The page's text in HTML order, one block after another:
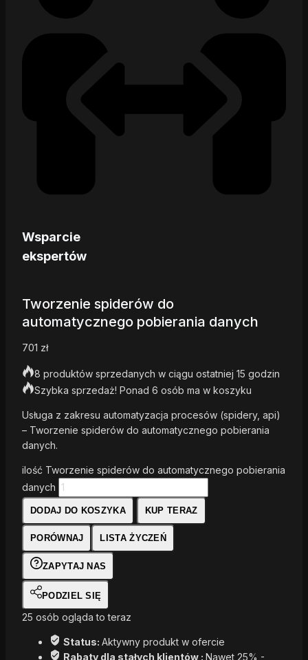
Wsparcie
ekspertów
Tworzenie spiderów do
automatycznego pobierania danych
701 zł
8 produktów sprzedanych w ciągu ostatniej 15 godzin
Szybka sprzedaż! Ponad 6 osób ma w koszyku
Usługa z zakresu automatyzacja procesów (spidery, api)
– Tworzenie spiderów do automatycznego pobierania
danych.
ilość Tworzenie spiderów do automatycznego pobierania
danych
DODAJ DO KOSZYKA KUP TERAZ
PORÓWNAJ LISTA ŻYCZEŃ
ZAPYTAJ NAS
PODZIEL SIĘ
25 osób ogląda to teraz
Status: Aktywny produkt w ofercie
Rabaty dla stałych klientów : Nawet 25% -